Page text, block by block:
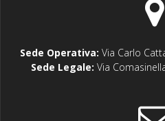
Sede Operativa: Via Carlo
Sede Legale: Via